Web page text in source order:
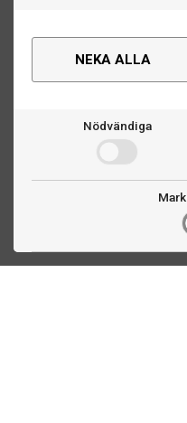
NEKA ALLA
Nödvändiga